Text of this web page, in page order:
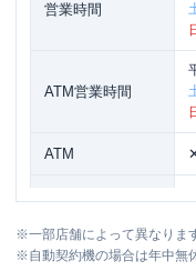
営業時間
ATM営業時間
ATM
住所
※一部店舗によって異なりま
※自動契約機の場合は年中無